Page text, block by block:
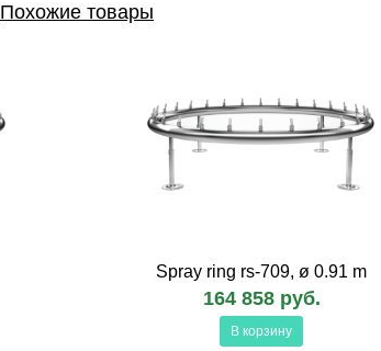
Похожие товары
Spray ring rs-709, ø 0.91 m
164 858 руб.
В корзину